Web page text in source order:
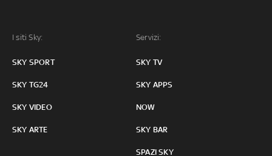
I siti Sky:
SKY SPORT
SKY TG24
SKY VIDEO
SKY ARTE
Servizi:
SKY TV
SKY APPS
NOW
SKY BAR
SPAZI SKY